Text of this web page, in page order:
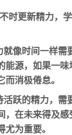
更新精力，学
就像时间一样需
能源，如果一
而消极倦怠。
活跃的精力，需
，在未来得及
尤为重要。